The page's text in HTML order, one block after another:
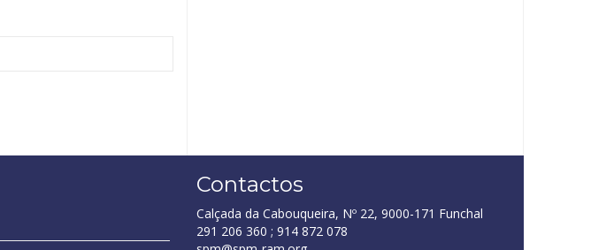
Contactos
Calçada da Cabouqueira, Nº 22, 9000-171 Funchal
291 206 360 ; 914 872 078